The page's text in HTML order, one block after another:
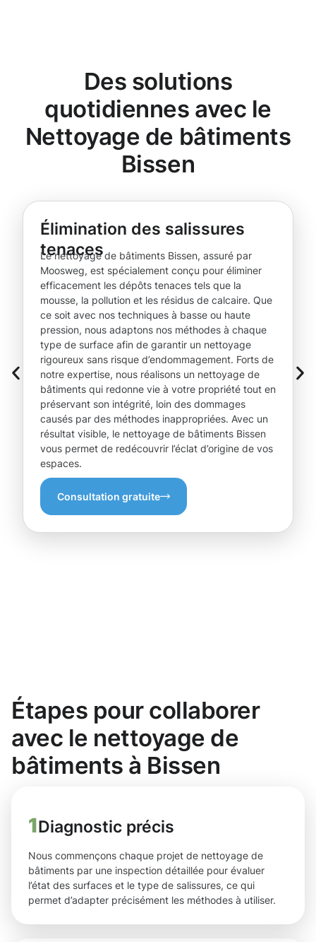
Des solutions
quotidiennes avec le
Nettoyage de bâtiments
Bissen
Élimination des salissures
tenaces
Le nettoyage de bâtiments Bissen, assuré par
Moosweg, est spécialement conçu pour éliminer
efficacement les dépôts tenaces tels que la
mousse, la pollution et les résidus de calcaire. Que
ce soit avec nos techniques à basse ou haute
pression, nous adaptons nos méthodes à chaque
type de surface afin de garantir un nettoyage
rigoureux sans risque d’endommagement. Forts de
notre expertise, nous réalisons un nettoyage de
bâtiments qui redonne vie à votre propriété tout en
préservant son intégrité, loin des dommages
causés par des méthodes inappropriées. Avec un
résultat visible, le nettoyage de bâtiments Bissen
vous permet de redécouvrir l’éclat d’origine de vos
espaces.
Consultation gratuite
Étapes pour collaborer
avec le nettoyage de
bâtiments à Bissen
1Diagnostic précis
Nous commençons chaque projet de nettoyage de
bâtiments par une inspection détaillée pour évaluer
l’état des surfaces et le type de salissures, ce qui
permet d’adapter précisément les méthodes à utiliser.